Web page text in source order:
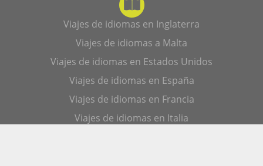
Viajes de idiomas en Inglaterra
Viajes de idiomas a Malta
Viajes de idiomas en Estados Unidos
Viajes de idiomas en España
Viajes de idiomas en Francia
Viajes de idiomas en Italia